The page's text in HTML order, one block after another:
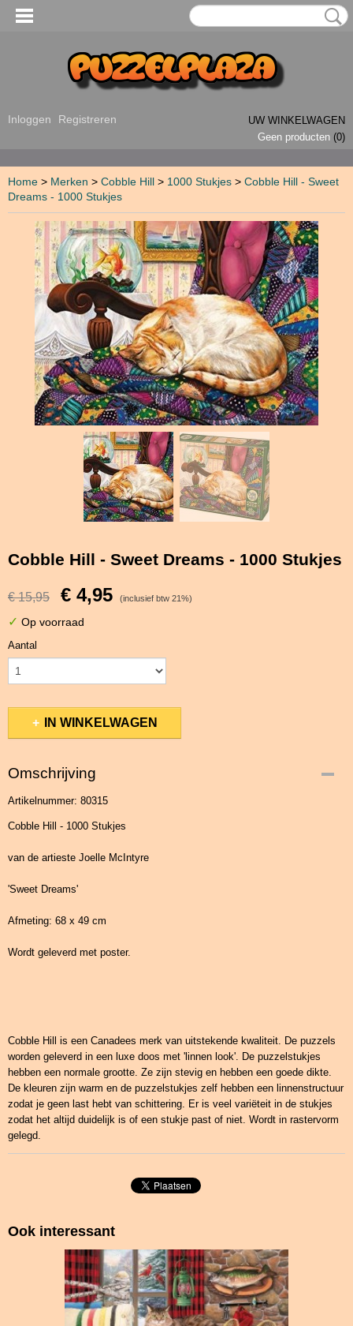
Inloggen Registreren
UW WINKELWAGEN
Geen producten (0)
Home > Merken > Cobble Hill > 1000 Stukjes > Cobble Hill - Sweet
Dreams - 1000 Stukjes
Cobble Hill - Sweet Dreams - 1000 Stukjes
€ 15,95 € 4,95 (inclusief btw 21%)
✓ Op voorraad
Aantal
IN WINKELWAGEN
Omschrijving
Artikelnummer: 80315
Cobble Hill - 1000 Stukjes
van de artieste Joelle McIntyre
'Sweet Dreams'
Afmeting: 68 x 49 cm
Wordt geleverd met poster.
Cobble Hill is een Canadees merk van uitstekende kwaliteit. De puzzels
worden geleverd in een luxe doos met 'linnen look'. De puzzelstukjes
hebben een normale grootte. Ze zijn stevig en hebben een goede dikte.
De kleuren zijn warm en de puzzelstukjes zelf hebben een linnenstructuur
zodat je geen last hebt van schittering. Er is veel variëteit in de stukjes
zodat het altijd duidelijk is of een stukje past of niet. Wordt in rastervorm
gelegd.
Ook interessant